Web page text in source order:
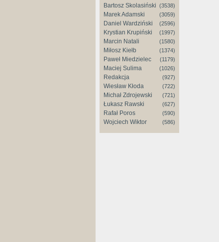
Bartosz Skolasiński (3538)
Marek Adamski (3059)
Daniel Wardziński (2596)
Krystian Krupiński (1997)
Marcin Natali (1580)
Miłosz Kiełb (1374)
Paweł Miedzielec (1179)
Maciej Sulima (1026)
Redakcja (927)
Wiesław Kłoda (722)
Michał Zdrojewski (721)
Łukasz Rawski (627)
Rafał Poros (590)
Wojciech Wiktor (586)